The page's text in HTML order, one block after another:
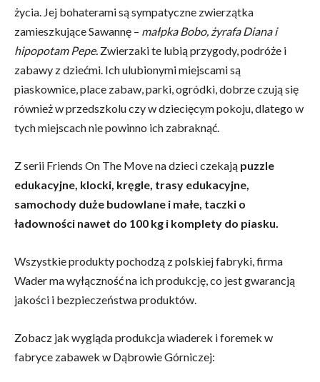
życia. Jej bohaterami są sympatyczne zwierzątka
zamieszkujące Sawannę – małpka Bobo, żyrafa Diana i
hipopotam Pepe. Zwierzaki te lubią przygody, podróże i
zabawy z dziećmi. Ich ulubionymi miejscami są
piaskownice, place zabaw, parki, ogródki, dobrze czują się
również w przedszkolu czy w dziecięcym pokoju, dlatego w
tych miejscach nie powinno ich zabraknąć.
Z serii Friends On The Move na dzieci czekają puzzle
edukacyjne, klocki, kręgle, trasy edukacyjne,
samochody duże budowlane i małe, taczki o
ładowności nawet do 100 kg i komplety do piasku.
Wszystkie produkty pochodzą z polskiej fabryki, firma
Wader ma wyłączność na ich produkcję, co jest gwarancją
jakości i bezpieczeństwa produktów.
Zobacz jak wygląda produkcja wiaderek i foremek w
fabryce zabawek w Dąbrowie Górniczej: